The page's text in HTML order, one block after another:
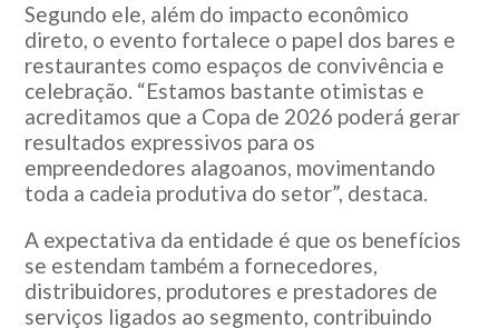
Segundo ele, além do impacto econômico
direto, o evento fortalece o papel dos bares e
restaurantes como espaços de convivência e
celebração. “Estamos bastante otimistas e
acreditamos que a Copa de 2026 poderá gerar
resultados expressivos para os
empreendedores alagoanos, movimentando
toda a cadeia produtiva do setor”, destaca.
A expectativa da entidade é que os benefícios
se estendam também a fornecedores,
distribuidores, produtores e prestadores de
serviços ligados ao segmento, contribuindo